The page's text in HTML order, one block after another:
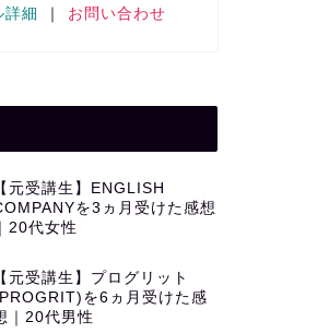
詳細 お問い合わせ
【元受講生】ENGLISH
を3ヵ月受けた感想
｜20代女性
【元受講生】プログリット
を6ヵ月受けた感
｜20代男性